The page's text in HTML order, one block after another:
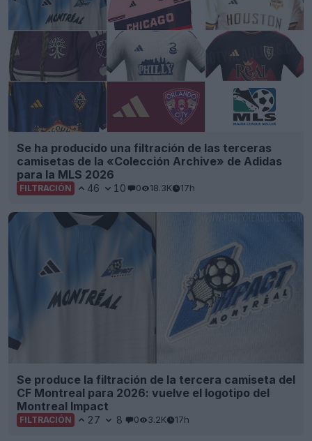
Se ha producido una filtración de las terceras
camisetas de la «Colección Archive» de Adidas
para la MLS 2026
FILTRACIÓN 46 10 0 18.3K 17h
Se produce la filtración de la tercera camiseta del
CF Montreal para 2026: vuelve el logotipo del
Montreal Impact
FILTRACIÓN 27 8 0 3.2K 17h